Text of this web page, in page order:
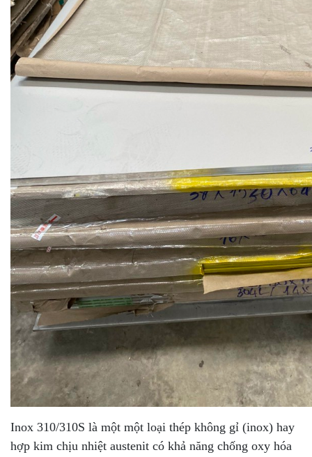
Inox 310/310S là một một loại thép không gỉ (inox) hay
hợp kim chịu nhiệt austenit có khả năng chống oxy hóa